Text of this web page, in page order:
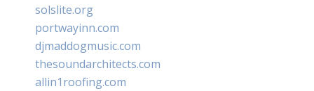
solslite.org
portwayinn.com
djmaddogmusic.com
thesoundarchitects.com
allin1roofing.com